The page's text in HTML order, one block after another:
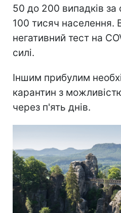
50 до 200 випадків за
100 тисяч населення.
негативний тест на
силі.
Іншим прибулим
карантин з
через п'ять днів.